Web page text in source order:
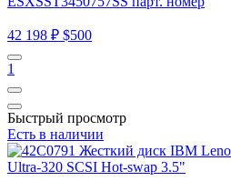
42 198 ₽ $500
1
Быстрый просмотр
Есть в наличии